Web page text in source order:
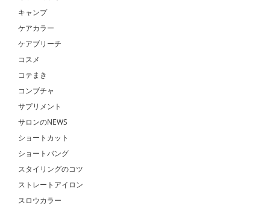
キャンプ
ケアカラー
ケアブリーチ
コスメ
コテまき
コンブチャ
サプリメント
サロンのNEWS
ショートカット
ショートバング
スタイリングのコツ
ストレートアイロン
スロウカラー